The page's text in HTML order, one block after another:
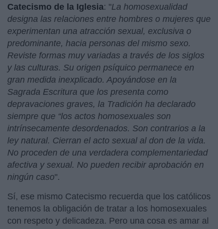
Catecismo de la Iglesia: "La homosexualidad
designa las relaciones entre hombres o mujeres que
experimentan una atracción sexual, exclusiva o
predominante, hacia personas del mismo sexo.
Reviste formas muy variadas a través de los siglos
y las culturas. Su origen psíquico permanece en
gran medida inexplicado. Apoyándose en la
Sagrada Escritura que los presenta como
depravaciones graves, la Tradición ha declarado
siempre que “los actos homosexuales son
intrínsecamente desordenados. Son contrarios a la
ley natural. Cierran el acto sexual al don de la vida.
No proceden de una verdadera complementariedad
afectiva y sexual. No pueden recibir aprobación en
ningún caso".
Sí, ese mismo Catecismo recuerda que los católicos
tenemos la obligación de tratar a los homosexuales
con respeto y delicadeza. Pero una cosa es amar al